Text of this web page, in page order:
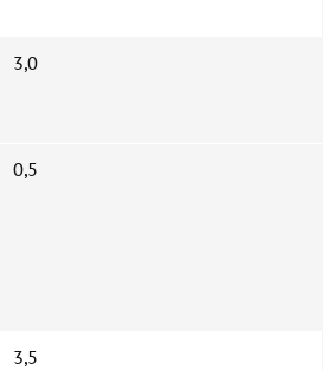
3,0
0,5
3,5